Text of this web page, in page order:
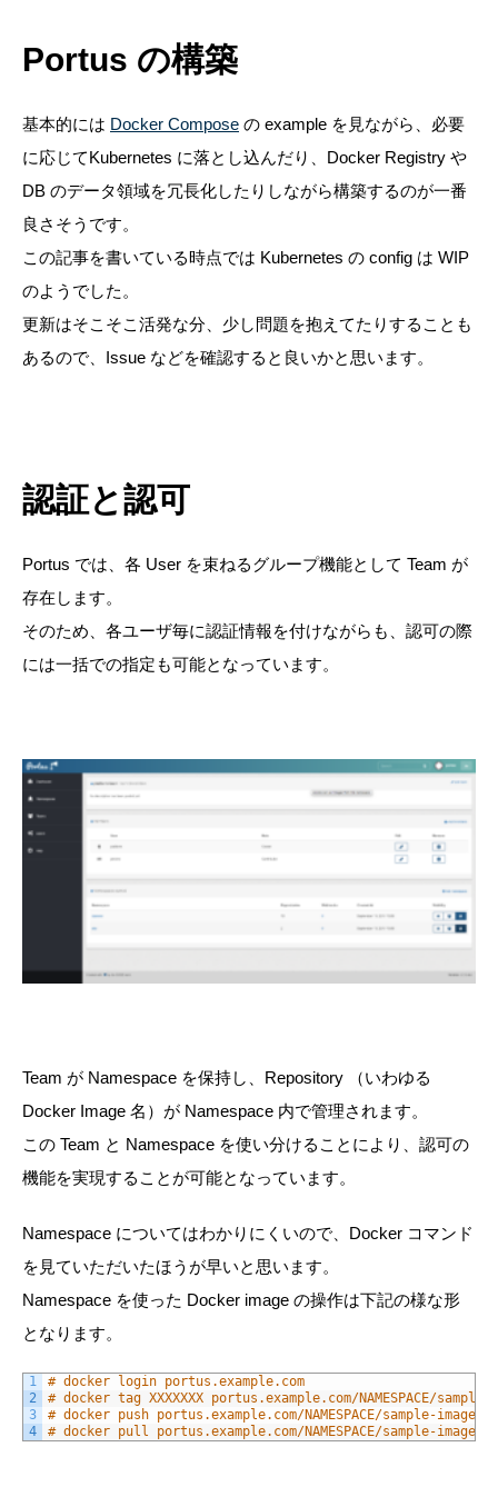
Portus の構築
基本的には Docker Compose の example を見ながら、必要
に応じてKubernetes に落とし込んだり、Docker Registry や
DB のデータ領域を冗長化したりしながら構築するのが一番
良さそうです。
この記事を書いている時点では Kubernetes の config は WIP
のようでした。
更新はそこそこ活発な分、少し問題を抱えてたりすることも
あるので、Issue などを確認すると良いかと思います。
認証と認可
Portus では、各 User を束ねるグループ機能として Team が
存在します。
そのため、各ユーザ毎に認証情報を付けながらも、認可の際
には一括での指定も可能となっています。
Team が Namespace を保持し、Repository （いわゆる
Docker Image 名）が Namespace 内で管理されます。
この Team と Namespace を使い分けることにより、認可の
機能を実現することが可能となっています。
Namespace についてはわかりにくいので、Docker コマンド
を見ていただいたほうが早いと思います。
Namespace を使った Docker image の操作は下記の様な形
となります。
1
2
3
4
# docker login portus.example.com
# docker tag XXXXXXX portus.example.com/NAMESPACE/
# docker push portus.example.com/NAMESPACE/sample-
# docker pull portus.example.com/NAMESPACE/sample-